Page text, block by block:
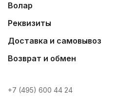
Волар
Реквизиты
Доставка и самовывоз
Возврат и обмен
+7 (495) 600 44 24